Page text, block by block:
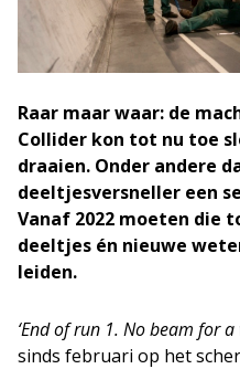
Raar maar waar: de
Collider kon tot nu toe
draaien. Onder andere
deeltjesversneller een
Vanaf 2022 moeten die
deeltjes én nieuwe
leiden.
‘End of run 1. No beam for a
sinds februari op het